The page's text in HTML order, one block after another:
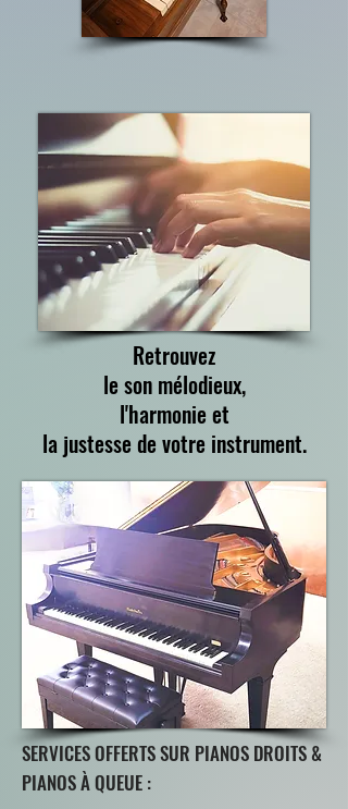
Retrouvez
le son mélodieux,
l'harmonie et
la justesse de votre instrument.
SERVICES OFFERTS SUR PIANOS DROITS &
PIANOS À QUEUE :